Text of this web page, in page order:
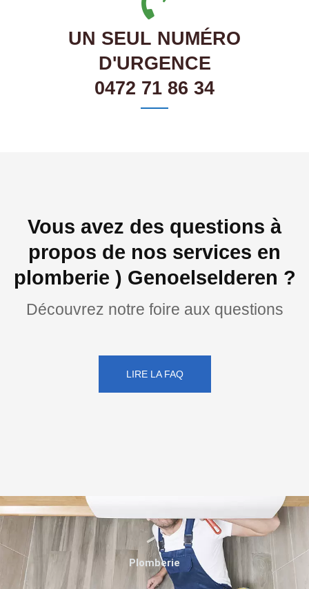
UN SEUL NUMÉRO
D'URGENCE
0472 71 86 34
Vous avez des questions à
propos de nos services en
plomberie ) Genoelselderen ?
Découvrez notre foire aux questions
LIRE LA FAQ
Plomberie